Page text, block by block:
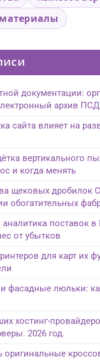
документации:
архив ПСД
сайта влияет на
вертикального
и когда менять
щековых дробилок
обогатительных
поставок
от убытков
для карт их
фасадные люльки:
хостинг-
2026 год.
оригинальные